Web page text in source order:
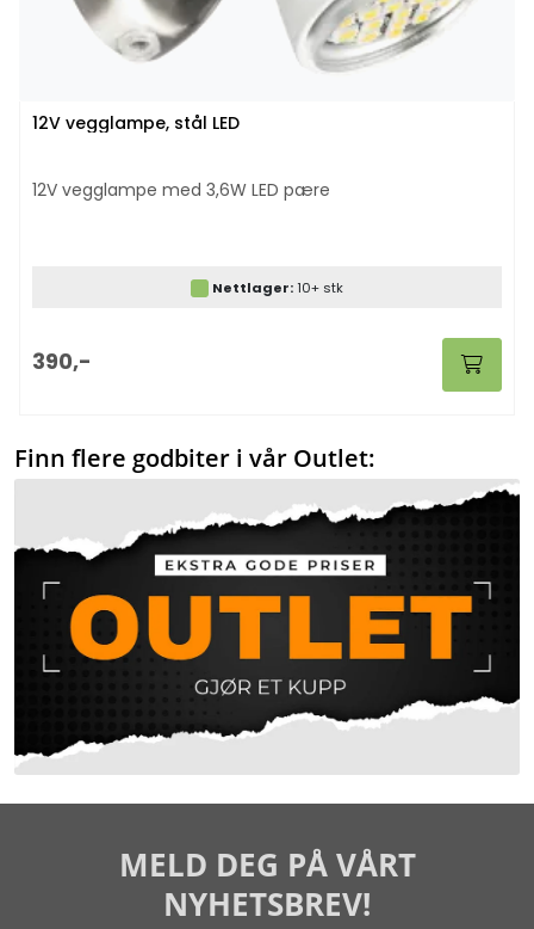
12V vegglampe, stål LED
12V vegglampe med 3,6W LED pære
Nettlager:10+ stk
390,-
Finn flere godbiter i vår Outlet:
MELD DEG PÅ VÅRT
NYHETSBREV!